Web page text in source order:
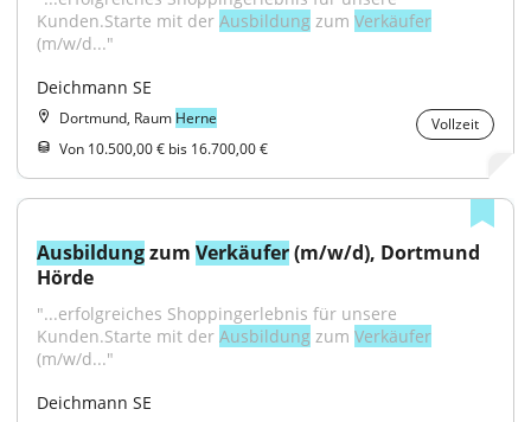
Kunden.Starte mit der Ausbildung zum Verkäufer
(m/w/d..."
Deichmann SE
Dortmund, Raum Herne
Vollzeit
Von 10.500,00 € bis 16.700,00 €
Ausbildung zum Verkäufer (m/w/d), Dortmund
Hörde
"...erfolgreiches Shoppingerlebnis für unsere
Kunden.Starte mit der Ausbildung zum Verkäufer
(m/w/d..."
Deichmann SE